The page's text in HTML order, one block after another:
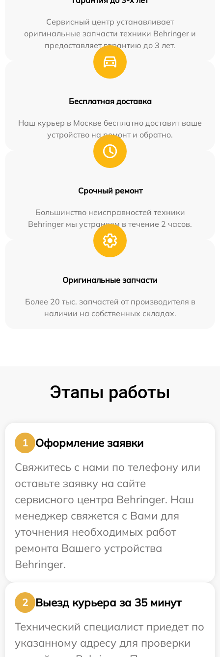
Сервисный центр устанавливает
оригинальные запчасти техники Behringer и
предоставляет гарантию до 3 лет.
Бесплатная доставка
Наш курьер в Москве бесплатно доставит ваше
устройство на ремонт и обратно.
Срочный ремонт
Большинство неисправностей техники
Behringer мы устраняем в течение 2 часов.
Оригинальные запчасти
Более 20 тыс. запчастей от производителя в
наличии на собственных складах.
Этапы работы
1
Оформление заявки
Свяжитесь с нами по телефону или
оставьте заявку на сайте
сервисного центра Behringer. Наш
менеджер свяжется с Вами для
уточнения необходимых работ
ремонта Вашего устройства
Behringer.
2
Выезд курьера за 35 минут
Технический специалист приедет по
указанному адресу для проверки